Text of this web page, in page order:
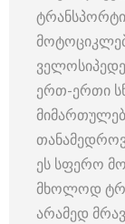
ერთ-ერთი
ეს სფერო
მხოლოდ
არამედ